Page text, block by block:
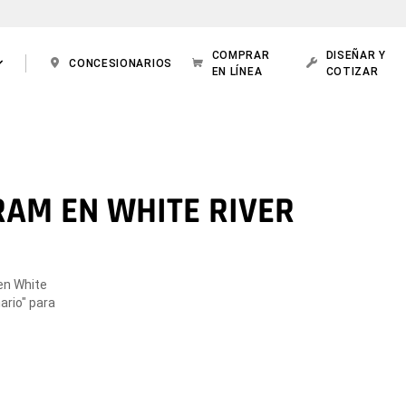
CONCESIONARIOS
COMPRAR
EN LÍNEA
DISEÑAR Y
COTIZAR
EN WHITE RIVER
White
para